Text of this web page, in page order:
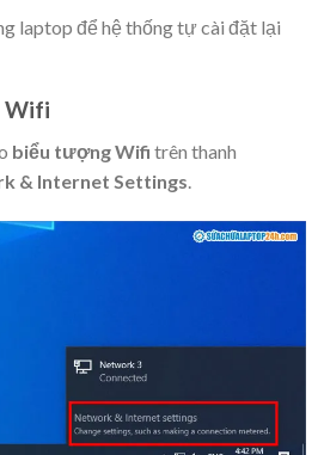
laptop để hệ thống tự cài đặt lại
Wifi
biểu tượng Wifi trên thanh
& Internet Settings.